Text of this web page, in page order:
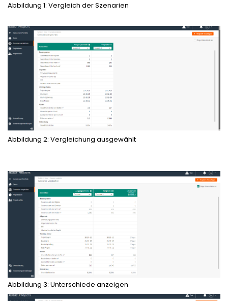
Abbildung 1: Vergleich der Szenarien
Abbildung 2: Vergleichung ausgewählt
Abbildung 3: Unterschiede anzeigen